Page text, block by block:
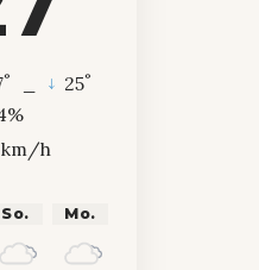
° 25°
km/h
So. Mo.